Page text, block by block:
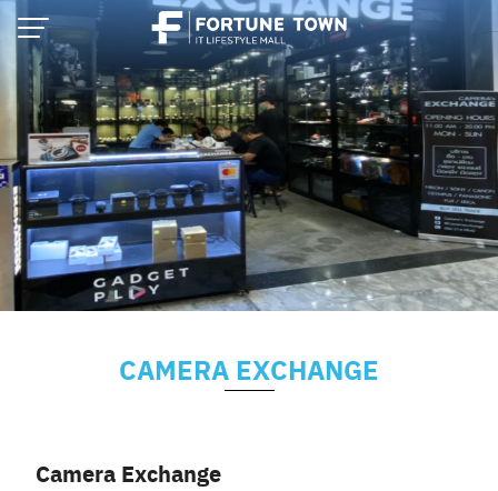
Skip
content
CAMERA EXCHANGE
Camera Exchange